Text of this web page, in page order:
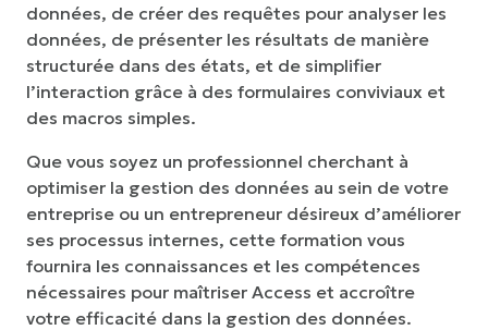
données, de créer des requêtes pour analyser les
données, de présenter les résultats de manière
structurée dans des états, et de simplifier
l’interaction grâce à des formulaires conviviaux et
des macros simples.
Que vous soyez un professionnel cherchant à
optimiser la gestion des données au sein de votre
entreprise ou un entrepreneur désireux d’améliorer
ses processus internes, cette formation vous
fournira les connaissances et les compétences
nécessaires pour maîtriser Access et accroître
votre efficacité dans la gestion des données.